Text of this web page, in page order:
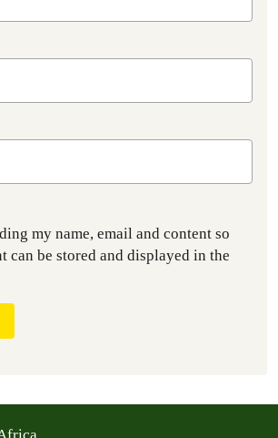
my name, email and content so
can be stored and displayed in the